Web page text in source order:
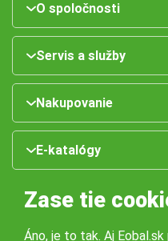
O spoločnosti
Servis a služby
Nakupovanie
E-katalógy
Zase tie
Áno, je to tak. Aj